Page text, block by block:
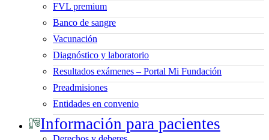
FVL premium
Banco de sangre
Vacunación
Diagnóstico y laboratorio
Resultados exámenes – Portal Mi Fundación
Preadmisiones
Entidades en convenio
Información para pacientes